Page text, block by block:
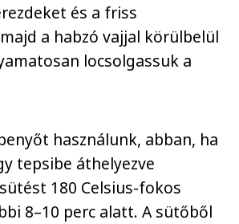
és a friss
a habzó vajjal körülbelül
locsolgassuk a
használunk, abban, ha
tepsibe áthelyezve
180 Celsius-fokos
8–10 perc alatt. A sütőből